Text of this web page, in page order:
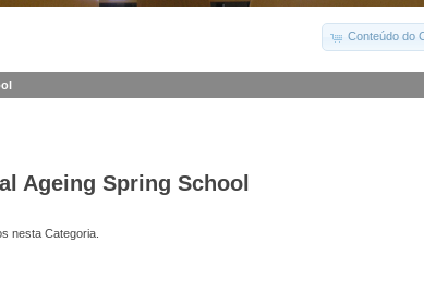
Conteúdo do
Ageing Spring School
nesta Categoria.